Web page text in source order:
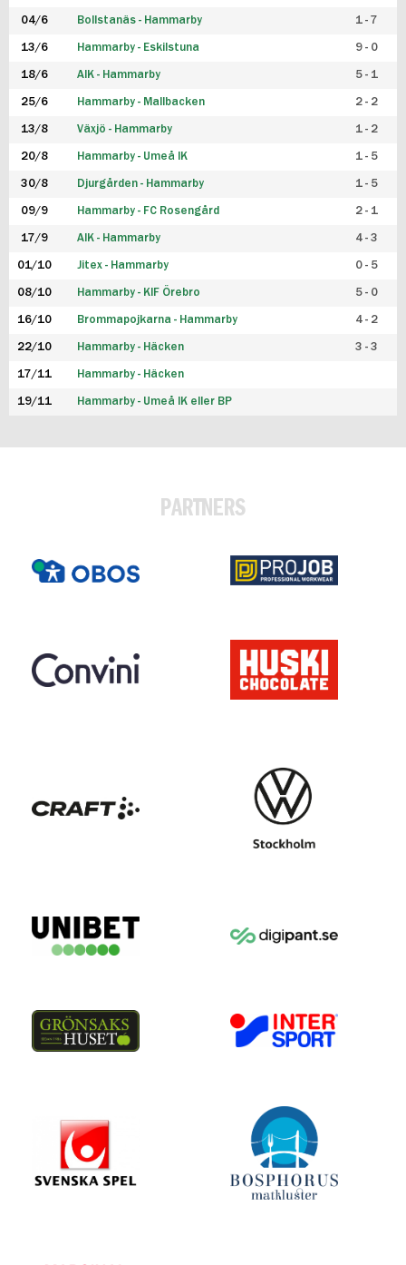
04/6 Bollstanäs - Hammarby 1 - 7
13/6 Hammarby - Eskilstuna 9 - 0
18/6 AIK - Hammarby 5 - 1
25/6 Hammarby - Mallbacken 2 - 2
13/8 Växjö - Hammarby 1 - 2
20/8 Hammarby - Umeå IK 1 - 5
30/8 Djurgården - Hammarby 1 - 5
09/9 Hammarby - FC Rosengård 2 - 1
17/9 AIK - Hammarby 4 - 3
01/10 Jitex - Hammarby 0 - 5
08/10 Hammarby - KIF Örebro 5 - 0
16/10 Brommapojkarna - Hammarby 4 - 2
22/10 Hammarby - Häcken 3 - 3
17/11 Hammarby - Häcken
19/11 Hammarby - Umeå IK eller BP
PARTNERS